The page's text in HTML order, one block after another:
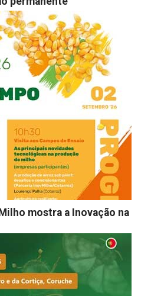
mostra a Inovação na